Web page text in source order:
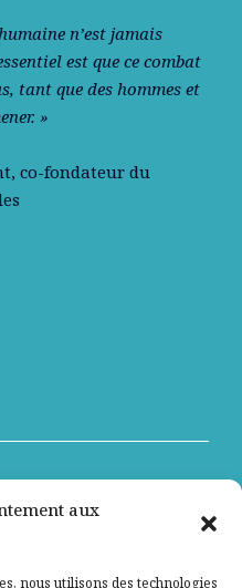
aux
nous utilisons des technologies
n’est jamais
est que ce combat
tant que des hommes et
»
co-fondateur du